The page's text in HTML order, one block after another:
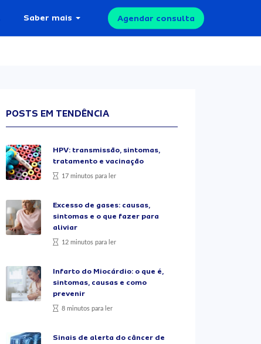
Saber mais Agendar consulta
POSTS EM TENDÊNCIA
HPV: transmissão, sintomas,
tratamento e vacinação
17 minutos para ler
Excesso de gases: causas,
sintomas e o que fazer para
aliviar
12 minutos para ler
Infarto do Miocárdio: o que é,
sintomas, causas e como
prevenir
8 minutos para ler
Sinais de alerta do câncer de